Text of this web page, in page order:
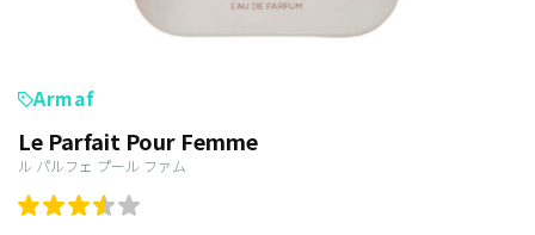
Armaf
Le Parfait Pour Femme
ル パルフェ プール ファム